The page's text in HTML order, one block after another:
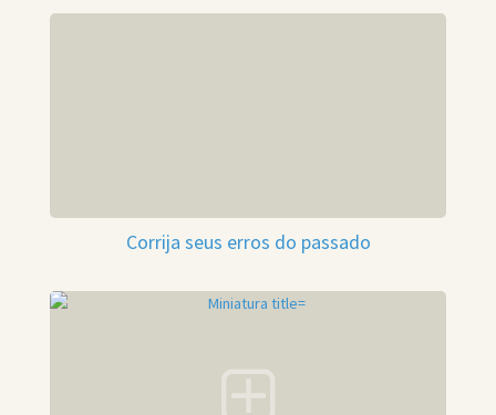
Corrija seus erros do passado